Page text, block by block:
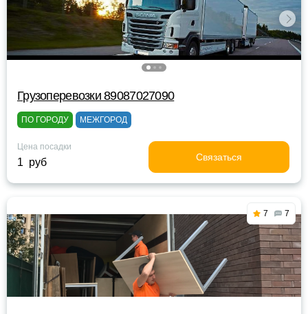
Грузоперевозки 89087027090
ПО ГОРОДУ МЕЖГОРОД
Цена посадки
1 руб Связаться
7 7